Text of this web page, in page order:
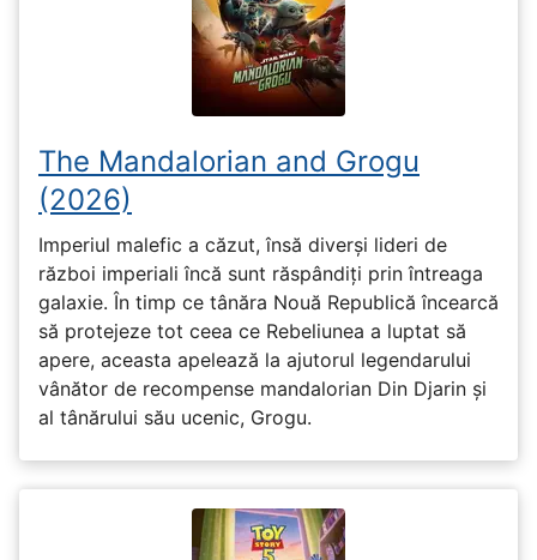
The Mandalorian and Grogu
(2026)
Imperiul malefic a căzut, însă diverși lideri de
război imperiali încă sunt răspândiți prin întreaga
galaxie. În timp ce tânăra Nouă Republică încearcă
să protejeze tot ceea ce Rebeliunea a luptat să
apere, aceasta apelează la ajutorul legendarului
vânător de recompense mandalorian Din Djarin și
al tânărului său ucenic, Grogu.